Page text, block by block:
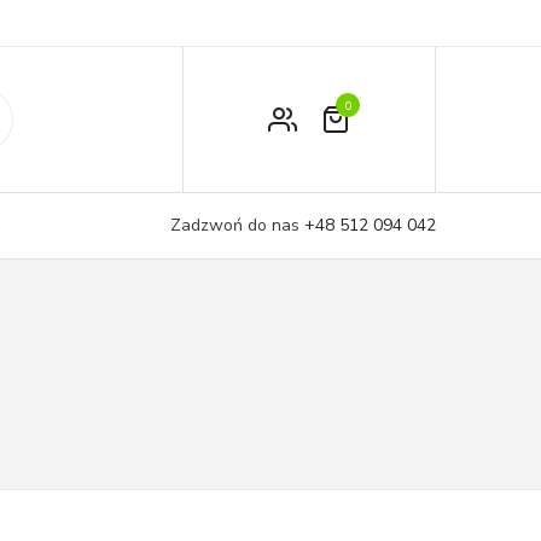
Moje konto
0
Zadzwoń do nas +48 512 094 042